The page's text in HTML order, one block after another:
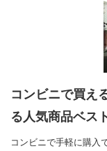
コンビニで買え
る人気商品ベス
コンビニで手軽に購入